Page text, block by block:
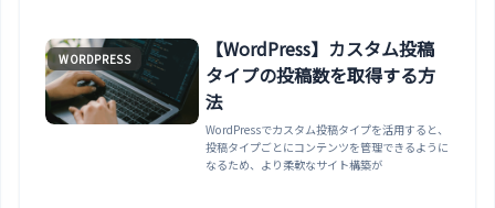
PHP版が誤動作する注意点まで紹介します。
WORDPRESS
【WordPress】カスタム投稿
タイプの投稿数を取得する方
法
WordPressでカスタム投稿タイプを活用すると、
投稿タイプごとにコンテンツを管理できるように
なるため、より柔軟なサイト構築が